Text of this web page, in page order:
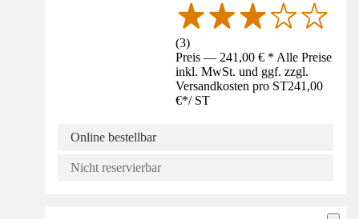
(3)
Preis — 241,00 € * Alle Preise
inkl. MwSt. und ggf. zzgl.
Versandkosten pro ST241,00
€*/ ST
Online bestellbar
Nicht reservierbar